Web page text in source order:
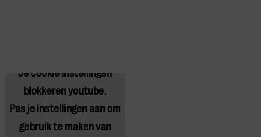
Je cookie instellingen
blokkeren youtube.
Pas je instellingenaan om
gebruik te maken van